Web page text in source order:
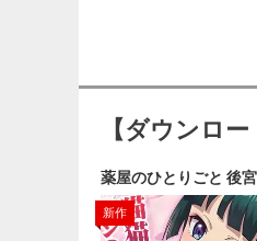
【ダウンロ
薬屋のひとりごと 後
新作